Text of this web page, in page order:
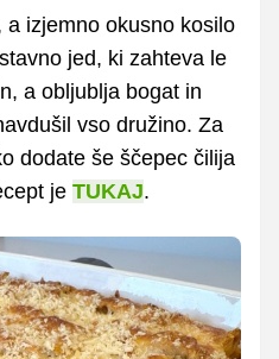
izjemno okusno kosilo
jed, ki zahteva le
a obljublja bogat in
vso družino. Za
dodate še ščepec čilija
je TUKAJ.